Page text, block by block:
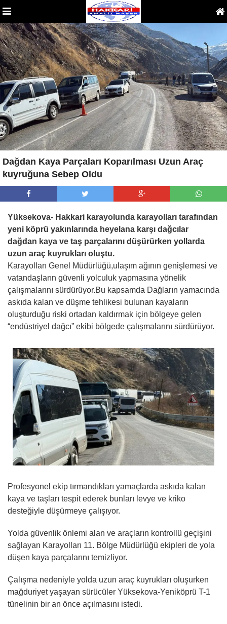
Dağdan Kaya Parçaları Koparılması Uzun Araç
kuyruğuna Sebep Oldu
Yüksekova- Hakkari karayolunda karayolları tarafından
yeni köprü yakınlarında heyelana karşı dağcılar
dağdan kaya ve taş parçalarını düşürürken yollarda
uzun araç kuyrukları oluştu.
Karayolları Genel Müdürlüğü,ulaşım ağının genişlemesi ve
vatandaşların güvenli yolculuk yapmasına yönelik
çalışmalarını sürdürüyor.Bu kapsamda Dağların yamacında
askıda kalan ve düşme tehlikesi bulunan kayaların
oluşturduğu riski ortadan kaldırmak için bölgeye gelen
“endüstriyel dağcı” ekibi bölgede çalışmalarını sürdürüyor.
Profesyonel ekip tırmandıkları yamaçlarda askıda kalan
kaya ve taşları tespit ederek bunları levye ve kriko
desteğiyle düşürmeye çalışıyor.
Yolda güvenlik önlemi alan ve araçların kontrollü geçişini
sağlayan Karayolları 11. Bölge Müdürlüğü ekipleri de yola
düşen kaya parçalarını temizliyor.
Çalışma nedeniyle yolda uzun araç kuyrukları oluşurken
mağduriyet yaşayan sürücüler Yüksekova-Yeniköprü T-1
tünelinin bir an önce açılmasını istedi.